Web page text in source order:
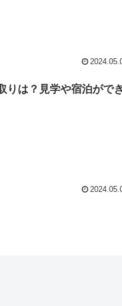
りは？見学や宿泊ができ